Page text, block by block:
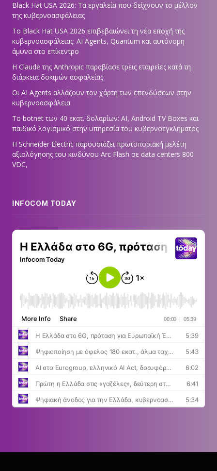
Black Hat USA 2026: Τα εργαλεία που δείχνουν το μέλλον
της κυβερνοασφάλειας
Το Black Hat USA 2026 επιβεβαιώνει τη νέα εποχή της
κυβερνοασφάλειας: AI Agents, Quantum και αυτόνομη
άμυνα στο επίκεντρο
Η Claude της Anthropic παραβίασε τρεις εταιρείες κατά τη
διάρκεια δοκιμών ασφαλείας
Οι AI Agents αλλάζουν τον χάρτη των επενδύσεων στην
κυβερνοασφάλεια
Το botnet των 40 εκατ. δολαρίων: AI, Android TV Boxes και
παιδικό λογισμικό στην υπηρεσία του κυβερνοεγκλήματος
Η Schneider Electric παρουσιάζει πρωτοποριακή μελέτη
αξιολόγησης του κινδύνου Arc Flash σε data centers 800
VDC,
INFOCOM TODAY